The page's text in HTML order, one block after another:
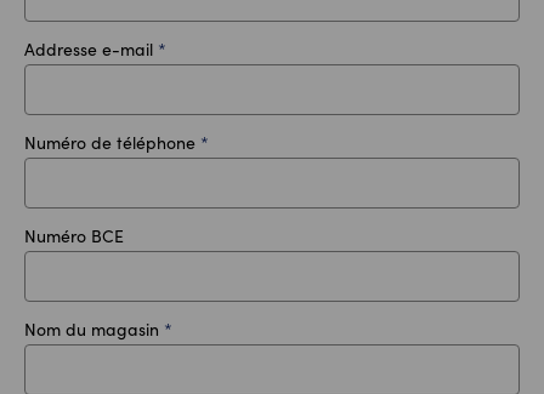
Addresse e-mail *
Numéro de téléphone *
Numéro BCE
Nom du magasin *